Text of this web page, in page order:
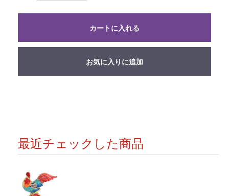
カートに入れる
お気に入りに追加
最近チェックした商品